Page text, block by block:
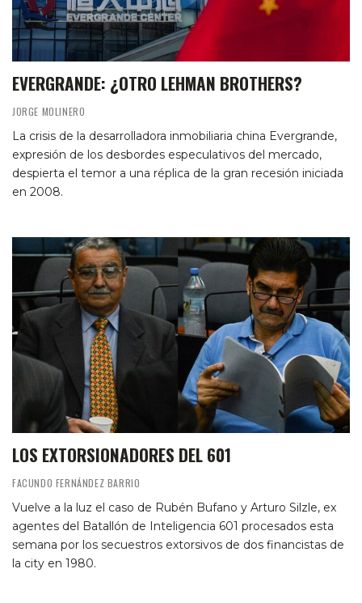
EVERGRANDE: ¿OTRO LEHMAN BROTHERS?
JORGE MOLINERO
La crisis de la desarrolladora inmobiliaria china Evergrande,
expresión de los desbordes especulativos del mercado,
despierta el temor a una réplica de la gran recesión iniciada
en 2008.
LOS EXTORSIONADORES DEL 601
FACUNDO FERNÁNDEZ BARRIO
Vuelve a la luz el caso de Rubén Bufano y Arturo Silzle, ex
agentes del Batallón de Inteligencia 601 procesados esta
semana por los secuestros extorsivos de dos financistas de
la city en 1980.